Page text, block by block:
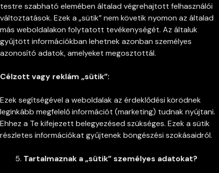
testre szabható elemében általad végrehajtott felhasználói
változtatások. Ezek a „sütik” nem követik nyomon az általad
más weboldalakon folytatott tevékenységét. Az általuk
gyűjtött információkban lehetnek azonban személyes
azonosító adatok, amelyeket megosztottál.
Célzott vagy reklám „sütik”:
Ezek segítségével a weboldalak az érdeklődési körödnek
leginkább megfelelő információt (marketing) tudnak nyújtani.
Ehhez a Te kifejezett belegyezésed szükséges. Ezek a sütik
részletes információkat gyűjtenek böngészési szokásaidról.
Tartalmaznak a „sütik” személyes adatokat?